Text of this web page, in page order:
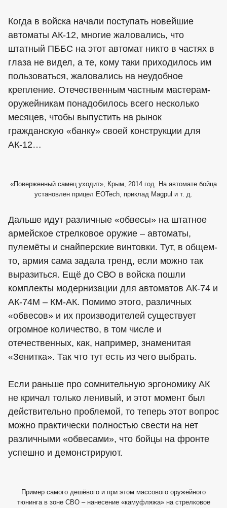
Когда в войска начали поступать новейшие
автоматы АК-12, многие жаловались, что
штатный ПББС на этот автомат никто в частях в
глаза не видел, а те, кому таки приходилось им
пользоваться, жаловались на неудобное
крепление. Отечественным частным мастерам-
оружейникам понадобилось всего несколько
месяцев, чтобы выпустить на рынок
гражданскую «банку» своей конструкции для
АК-12…
«Поверженный самец уходит», Крым, 2014 год. На автомате бойца
установлен прицел EOTech, приклад Magpul и т. д.
Дальше идут различные «обвесы» на штатное
армейское стрелковое оружие – автоматы,
пулемёты и снайперские винтовки. Тут, в общем-
то, армия сама задала тренд, если можно так
выразиться. Ещё до СВО в войска пошли
комплекты модернизации для автоматов АК-74 и
АК-74М – КМ-АК. Помимо этого, различных
«обвесов» и их производителей существует
огромное количество, в том числе и
отечественных, как, например, знаменитая
«Зенитка». Так что тут есть из чего выбрать.
Если раньше про сомнительную эргономику АК
не кричал только ленивый, и этот момент был
действительно проблемой, то теперь этот вопрос
можно практически полностью свести на нет
различными «обвесами», что бойцы на фронте
успешно и демонстрируют.
Пример самого дешёвого и при этом массового оружейного
тюнинга в зоне СВО – нанесение «камуфляжа» на стрелковое